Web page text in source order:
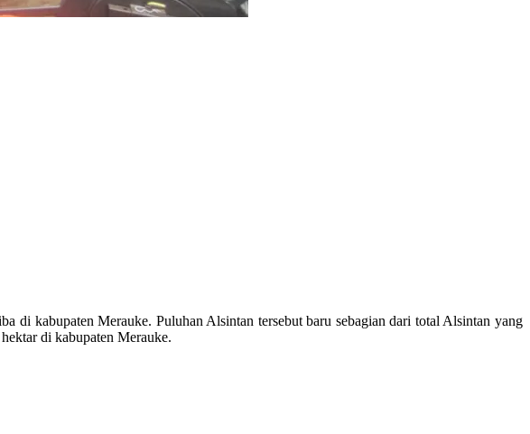
kabupaten Merauke. Puluhan Alsintan tersebut baru sebagian dari total Alsintan yang
di kabupaten Merauke.